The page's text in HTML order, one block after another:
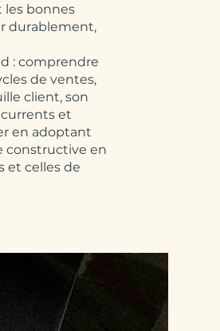
les bonnes
durablement,
: comprendre
de ventes,
client, son
et
en adoptant
constructive en
et celles de